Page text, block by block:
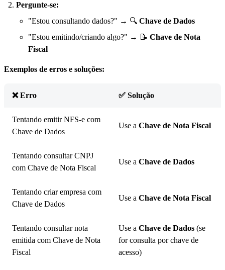
Pergunte-se:
"Estou consultando dados?" → 🔍 Chave de Dados
"Estou emitindo/criando algo?" → 📝 Chave de Nota
Fiscal
Exemplos de erros e soluções:
❌ Erro ✅ Solução
Tentando emitir NFS-e com
Chave de Dados
Use a Chave de Nota Fiscal
Tentando consultar CNPJ
com Chave de Nota Fiscal
Use a Chave de Dados
Tentando criar empresa com
Chave de Dados
Use a Chave de Nota Fiscal
Tentando consultar nota
emitida com Chave de Nota
Fiscal
Use a Chave de Dados (se
for consulta por chave de
acesso)